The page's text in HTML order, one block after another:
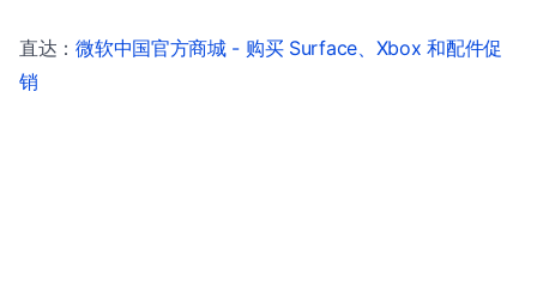
直达：微软中国官方商城 - 购买 Surface、Xbox 和配件促
销